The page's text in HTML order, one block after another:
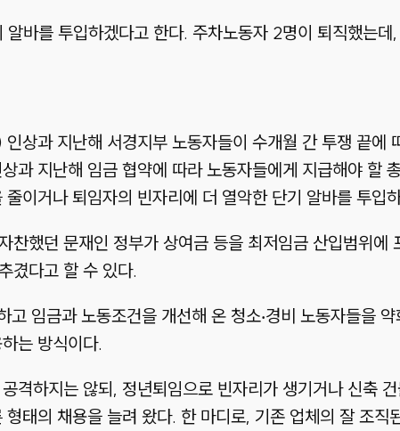
바를 투입하겠다고 한다. 주차노동자 2명이 퇴직했는
상과 지난해 서경지부 노동자들이 수개월 간 투쟁 끝에
과 지난해 임금 협약에 따라 노동자들에게 지급해야 할
이거나 퇴임자의 빈자리에 더 열악한 단기 알바를 투입
찬했던 문재인 정부가 상여금 등을 최저임금 산입범위에
겼다고 할 수 있다.
임금과 노동조건을 개선해 온 청소‧경비 노동자들을
는 방식이다.
격하지는 않되, 정년퇴임으로 빈자리가 생기거나 신축
태의 채용을 늘려 왔다. 한 마디로, 기존 업체의 잘 조직